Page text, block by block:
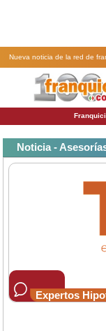
Nueva noticia de la red de
Noticia -
Expertos